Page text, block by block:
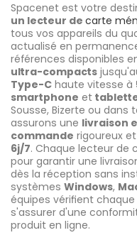
Spacenet est votre
un lecteur de carte
tous vos appareils du
actualisé en
références disponibles
ultra-compacts
Type-C haute vitesse à
smartphone et
Sousse, Bizerte ou dans
assurons une livraison
commande rigoureux
6j/7. Chaque lecteur de
pour garantir une
dès la réception sans
systèmes Windows,
équipes vérifient
s'assurer d'une
produit en ligne.